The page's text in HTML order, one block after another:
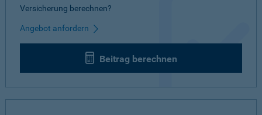
Versicherung berechnen?
Angebot anfordern
Beitrag berechnen